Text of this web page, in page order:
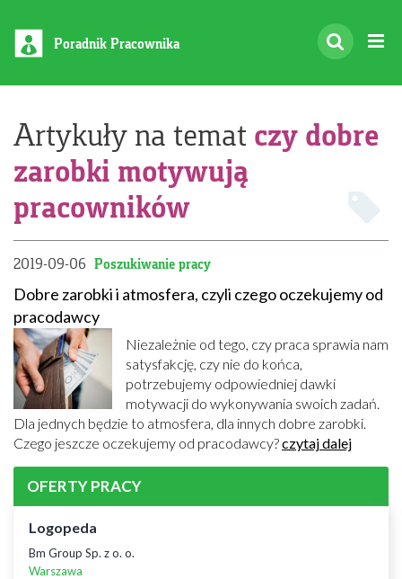
Poradnik Pracownika
Artykuły na temat czy dobre
zarobki motywują
pracowników
2019-09-06 Poszukiwanie pracy
Dobre zarobki i atmosfera, czyli czego oczekujemy od
pracodawcy
Niezależnie od tego, czy praca sprawia nam
satysfakcję, czy nie do końca,
potrzebujemy odpowiedniej dawki
motywacji do wykonywania swoich zadań.
Dla jednych będzie to atmosfera, dla innych dobre zarobki.
Czego jeszcze oczekujemy od pracodawcy?czytaj dalej
OFERTY PRACY
Logopeda
Bm Group Sp. z o. o.
Warszawa